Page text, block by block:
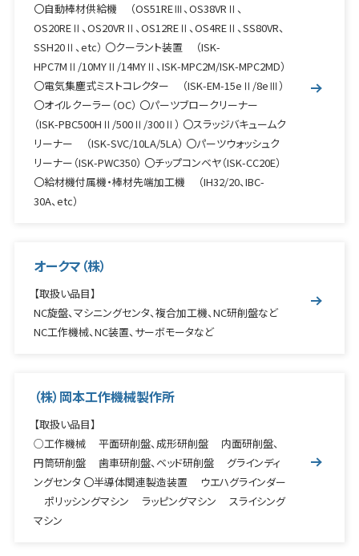
住設建材・ライフ関連
〇自動棒材供給機 （OS51REⅢ、OS38VRⅡ、
OS20REⅡ、OS20VRⅡ、OS12REⅡ、OS4REⅡ、SS80VR、
SSH20Ⅱ、etc） 〇クーラント装置 （ISK-
HPC7MⅡ/10MYⅡ/14MYⅡ、ISK-MPC2M/ISK-MPC2MD）
〇電気集塵式ミストコレクター （ISK-EM-15eⅡ/8eⅢ）
〇オイルクーラー（OC） 〇パーツブロークリーナー
（ISK-PBC500HⅡ/500Ⅱ/300Ⅱ） 〇スラッジバキュームク
リーナー （ISK-SVC/10LA/5LA） 〇パーツウォッシュク
リーナー（ISK-PWC350） 〇チップコンベヤ（ISK-CC20E）
〇給材機付属機・棒材先端加工機 （IH32/20、IBC-
30A、etc）
オークマ（株）
【取扱い品目】
NC旋盤、マシニングセンタ、複合加工機、NC研削盤など
NC工作機械、NC装置、サーボモータなど
（株）岡本工作機械製作所
【取扱い品目】
○工作機械 平面研削盤、成形研削盤 内面研削盤、
円筒研削盤 歯車研削盤、ベッド研削盤 グラインディ
ングセンタ 〇半導体関連製造装置 ウエハグラインダー
ポリッシングマシン ラッピングマシン スライシング
マシン